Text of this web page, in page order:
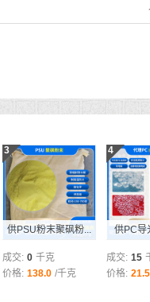
3
供PSU粉末聚砜粉...
成交: 0 千克
价格: 138.0 /千克
4
供PC导
成交: 15
价格: 21.5